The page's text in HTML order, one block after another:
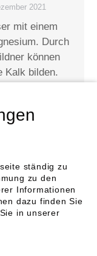
2021
mit einem
Durch
können
Kalk bilden.
dar. Hartes
ständig zu
zu den
Informationen
dazu finden Sie
in unserer